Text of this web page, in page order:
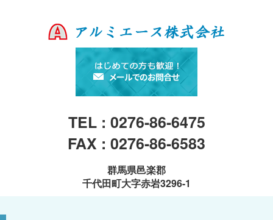
TEL : 0276-86-6475
FAX : 0276-86-6583
群馬県邑楽郡
千代田町大字赤岩3296-1